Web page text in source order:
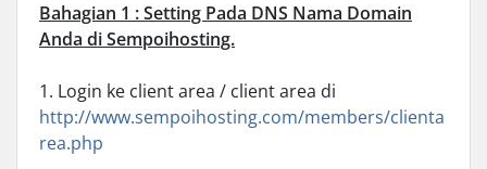
Bahagian 1 : Setting Pada DNS Nama Domain
Anda di Sempoihosting.
1. Login ke client area / client area di
http://www.sempoihosting.com/members/clienta
rea.php